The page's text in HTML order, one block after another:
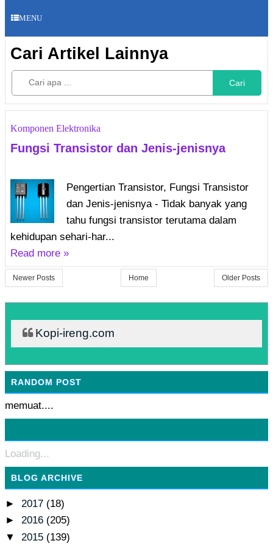
MENU
Cari Artikel Lainnya
Cari
Komponen Elektronika
Fungsi Transistor dan Jenis-jenisnya
Pengertian Transistor, Fungsi Transistor
dan Jenis-jenisnya - Tidak banyak yang
tahu fungsi transistor terutama dalam
kehidupan sehari-har...
Read more »
Newer Posts Older Posts
Home
Kopi-ireng.com
RANDOM POST
memuat....
Loading...
BLOG ARCHIVE
► 2017 (18)
► 2016 (205)
▼ 2015 (139)